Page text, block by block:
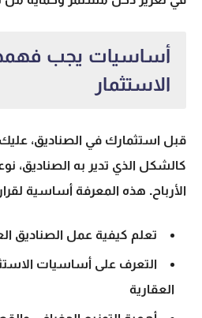
أساسيات يجب
الاستثمار
قبل استثمارك في الصناديق،
كالشكل الذي تدير به الصناديق،
الأرباح. هذه المعرفة أساسية
تعلم كيفية عمل الصناديق
التعرف على أساسيات
العقارية